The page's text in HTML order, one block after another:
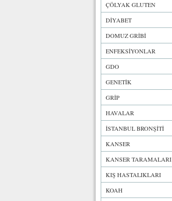
ÇÖLYAK GLUTEN
DİYABET
DOMUZ GRİBİ
ENFEKSİYONLAR
GDO
GENETİK
GRİP
HAVALAR
İSTANBUL BRONŞİTİ
KANSER
KANSER TARAMALARI
KIŞ HASTALIKLARI
KOAH